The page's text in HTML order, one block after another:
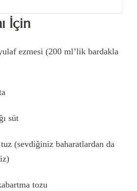
İçin
ezmesi (200 ml’lik bardakla
süt
tuz (sevdiğiniz baharatlardan da
tozu